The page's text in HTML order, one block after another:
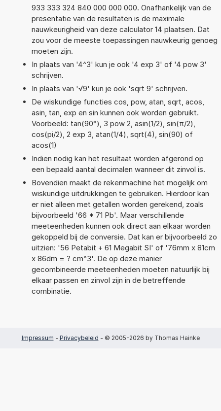
933 333 324 840 000 000 000. Onafhankelijk van de
presentatie van de resultaten is de maximale
nauwkeurigheid van deze calculator 14 plaatsen. Dat
zou voor de meeste toepassingen nauwkeurig genoeg
moeten zijn.
In plaats van '4^3' kun je ook '4 exp 3' of '4 pow 3'
schrijven.
In plaats van '√9' kun je ook 'sqrt 9' schrijven.
De wiskundige functies cos, pow, atan, sqrt, acos,
asin, tan, exp en sin kunnen ook worden gebruikt.
Voorbeeld: tan(90°), 3 pow 2, asin(1/2), sin(π/2),
cos(pi/2), 2 exp 3, atan(1/4), sqrt(4), sin(90) of
acos(1)
Indien nodig kan het resultaat worden afgerond op
een bepaald aantal decimalen wanneer dit zinvol is.
Bovendien maakt de rekenmachine het mogelijk om
wiskundige uitdrukkingen te gebruiken. Hierdoor kan
er niet alleen met getallen worden gerekend, zoals
bijvoorbeeld '66 * 71 Pb'. Maar verschillende
meeteenheden kunnen ook direct aan elkaar worden
gekoppeld bij de conversie. Dat kan er bijvoorbeeld zo
uitzien: '56 Petabit + 61 Megabit SI' of '76mm x 81cm
x 86dm = ? cm^3'. De op deze manier
gecombineerde meeteenheden moeten natuurlijk bij
elkaar passen en zinvol zijn in de betreffende
combinatie.
Impressum - Privacybeleid - © 2005-2026 by Thomas Hainke